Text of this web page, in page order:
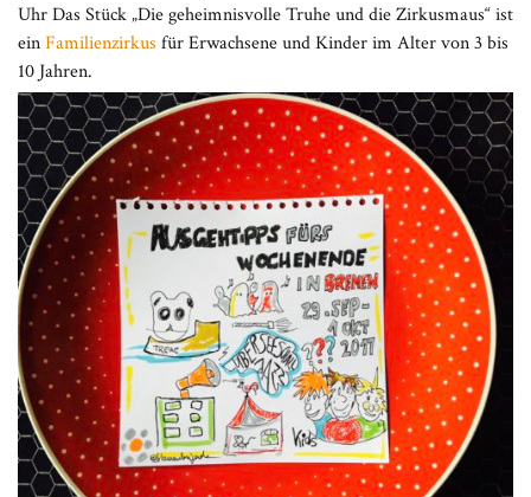
Uhr Das Stück „Die geheimnisvolle Truhe und die Zirkusmaus“ ist
einFamilienzirkus für Erwachsene und Kinder im Alter von 3 bis
10 Jahren.